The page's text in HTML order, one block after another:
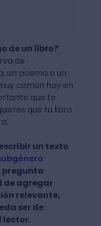
de un libro?
de
un poema o un
común hoy en
que te
que tu libro
un texto
pregunta
de agregar
relevante,
ser de
lector.